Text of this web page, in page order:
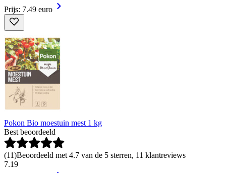
Prijs: 7.49 euro
Pokon Bio moestuin mest 1 kg
Best beoordeeld
(11)Beoordeeld met 4.7 van de 5 sterren, 11 klantreviews
7.19